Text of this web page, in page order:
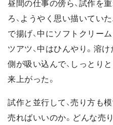
昼間の仕事の傍ら、試作を
ろ、ようやく思い描いてい
で揚げ、中にソフトクリー
ツアツ、中はひんやり。溶
側が吸い込んで、しっとり
来上がった。
試作と並行して、売り方も
売ればいいのか。どんな売